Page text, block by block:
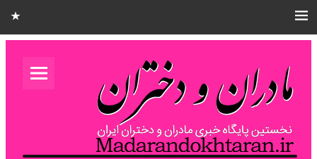
مادران و